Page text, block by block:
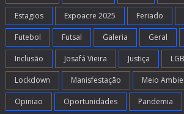
Estagios Expoacre 2025 Feriado
Futebol Futsal Galeria Geral
Inclusão Josafá Vieira Justiça
Lockdown Manisfestação Meio
Opiniao Oportunidades Pandemia